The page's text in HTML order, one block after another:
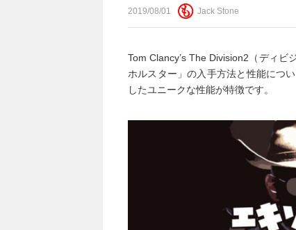
2019/08/01 Jack Stone
Tom Clancy’s The Division2（ディビ
ホルスター」の入手方法と性能につ
したユニークな性能が特徴です。